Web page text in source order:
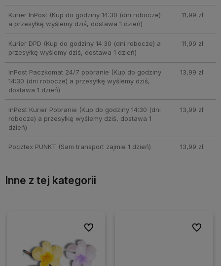
Kurier InPost(Kup do godziny 14:30 (dni robocze)
a przesyłkę wyślemy dziś, dostawa 1 dzień)
11,99 zł
Kurier DPD (Kup do godziny 14:30 (dni robocze) a
przesyłkę wyślemy dziś, dostawa 1 dzień)
11,99 zł
InPost Paczkomat 24/7 pobranie (Kup do godziny
14:30 (dni robocze) a przesyłkę wyślemy dziś,
dostawa 1 dzień)
13,99 zł
InPost Kurier Pobranie (Kup do godziny 14:30 (dni
robocze) a przesyłkę wyślemy dziś, dostawa 1
dzień)
13,99 zł
Pocztex PUNKT (Sam transport zajmie 1 dzień) 13,99 zł
Inne z tej kategorii
Do ulubionych
Do ulubionych Do
Do